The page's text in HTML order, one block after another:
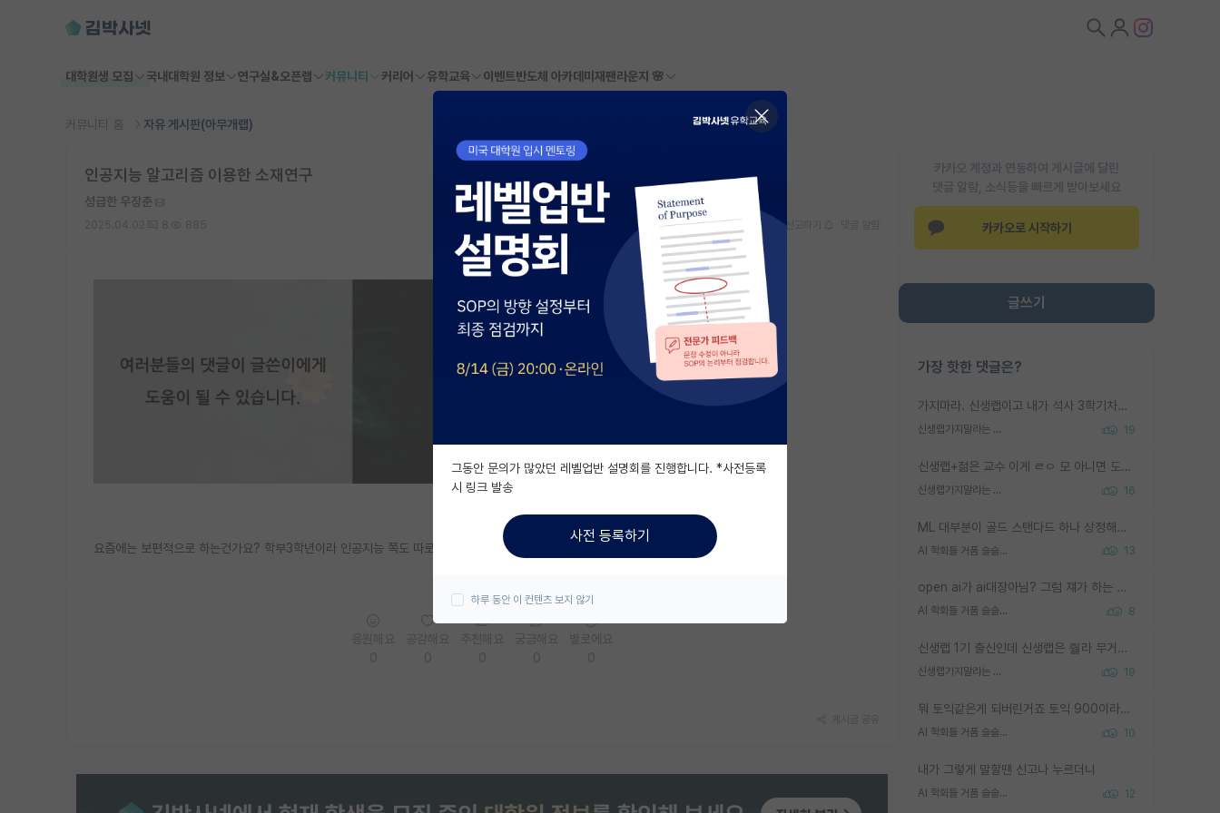
대학원생 모집 국내대학원 정보 연구실&오픈랩 커뮤니티 커리어 유학교육 이벤트반도체 아카데미 재팬라운지 🌸
커뮤니티 홈 자유 게시판(아무개랩)
카카오 계정과 연동하여 게시글에 달린
댓글 알람, 소식등을 빠르게 받아보세요
카카오로 시작하기
글쓰기
가장 핫한 댓글은?
가지마라. 신생랩이고 내가 석사 3학기차인데 최고참인데 나도 아무것도 모르는데 교수가 후배들 왜 논문 교육 안시키냐. 논문 왜 안 써오냐 닦달한다
신생랩가지말라는 이유가 있었구나 19
신생랩+젊은 교수 이게 ㄹㅇ 모 아니면 도인듯.
신생랩가지말라는 이유가 있었구나 16
ML 대부분이 골드 스탠다드 하나 상정해놓고 (벤치마크 데이터셋이 여러 개면 여러 개 상정) 그거 얼마나 잘 맞추나 싸움임 가끔 번뜩이는 설계 철학을 보여주는 논문들도 있지만 대부분 그거 성적 얼마나 더 올리느라에 혈안이 되어 있는 측면이 잇음
AI 학회들 거품 슬슬 지적이 나오네요 13
open ai가 ai대장아님? 그럼 쟤가 하는 말이 다 맞겠네
AI 학회들 거품 슬슬 지적이 나오네요 8
신생랩 1기 출신인데 신생랩은 줠라 무거운 바벨 같은거임. 들면 대박인데 못들면 깔려 죽음. 아무도 알려주지 않는 환경에서 자생해야하지만, 일단 살아남았다면 그 어떤 사람보다 악착같고 생존력 높은 사람으로 거듭날 수 있음
신생랩가지말라는 이유가 있었구나 19
뭐 토익같은게 되버린거죠 토익 900이라고 영어잘하는건 아닙니다만 잘하는사람은 다 900을 넘는 그런
AI 학회들 거품 슬슬 지적이 나오네요 10
내가 그렇게 말할땐 신고나 누르더니
AI 학회들 거품 슬슬 지적이 나오네요 12
인공지능 알고리즘 이용한 소재연구
성급한 우장춘
스크랩 신고하기
요즘에는 보편적으로 하는건가요? 학부3학년이라 인공지능 쪽도 따로 공부를 해야하나 싶어서요 ㅠㅠ
그동안 문의가 많았던 레벨업반 설명회를 진행합니다. *사전등록
시 링크 발송
사전 등록하기
하루 동안 이 컨텐츠 보지 않기